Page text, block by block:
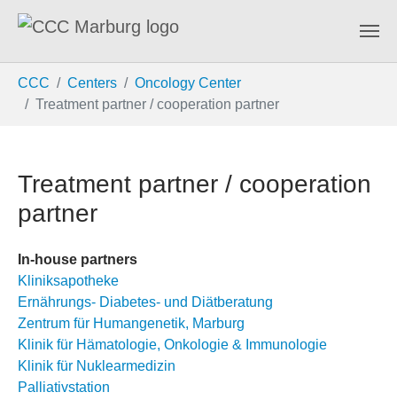
CCC Centers
Oncology Center
Treatment partner / cooperation partner
Treatment partner / cooperation
partner
In-house partners
Kliniksapotheke
Ernährungs- Diabetes- und Diätberatung
Zentrum für Humangenetik, Marburg
Klinik für Hämatologie, Onkologie & Immunologie
Klinik für Nuklearmedizin
Palliativstation